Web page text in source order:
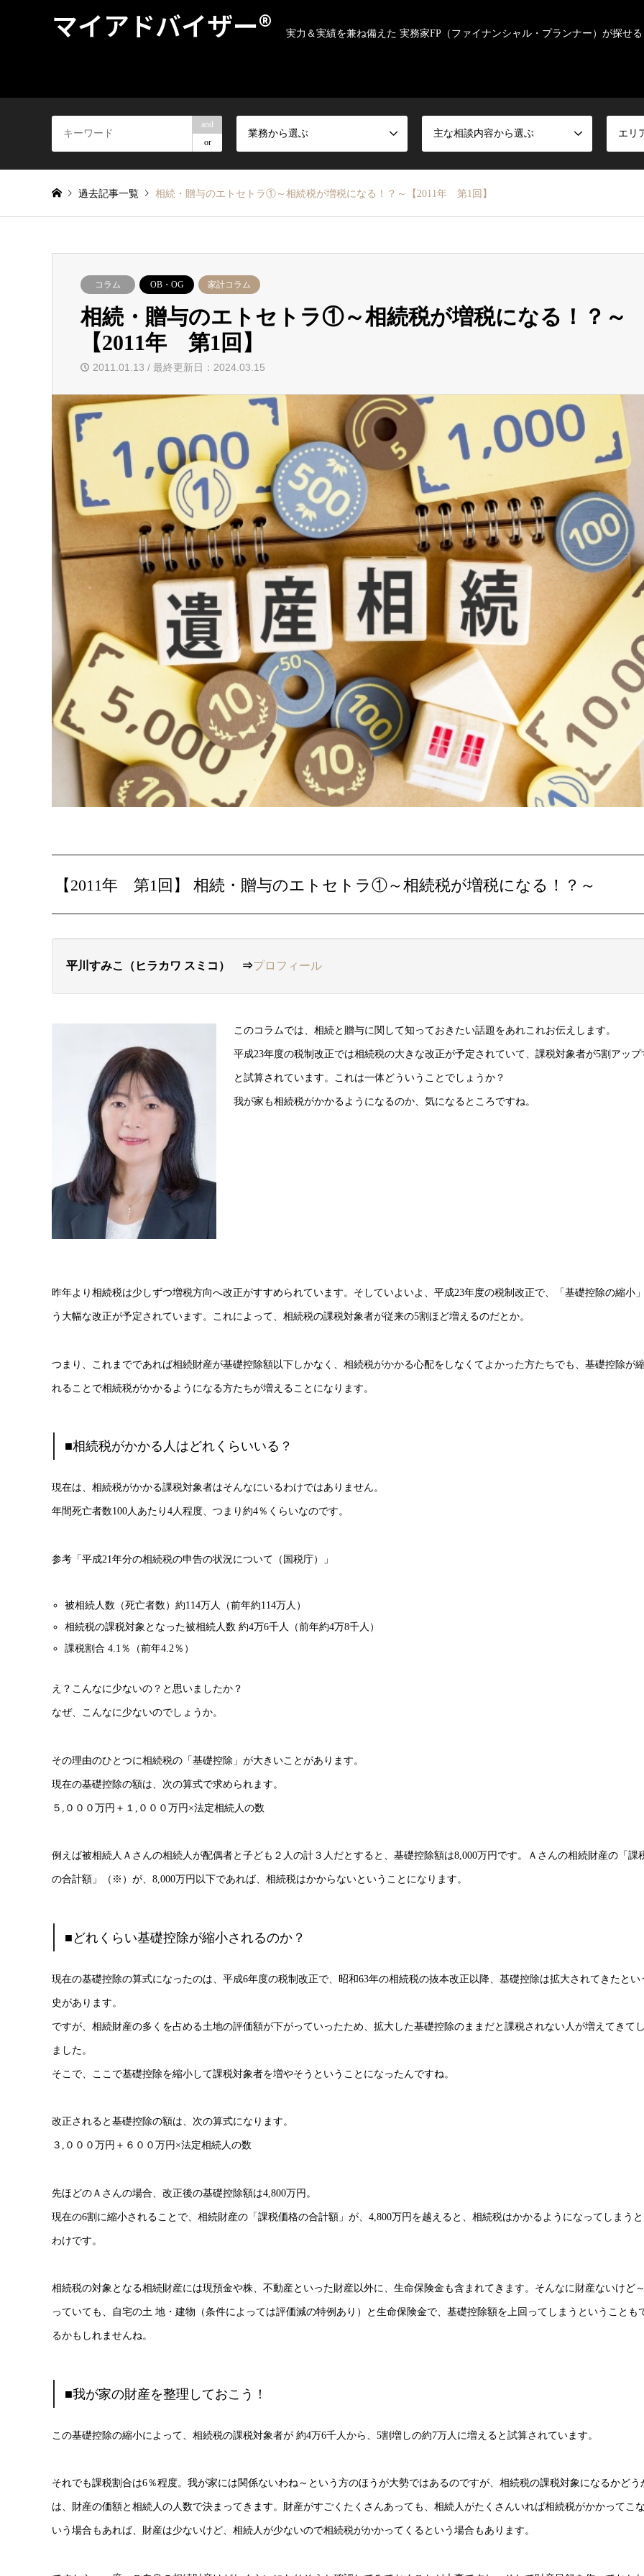
マイアドバイザー® 実力＆実績を兼ね備えた 実務家FP（ファイナンシャル・プランナー）が探せ
and
or
業務から選ぶ 主な相談内容から選ぶ エリ
過去記事一覧 相続・贈与のエトセトラ①～相続税が増税になる！？～【2011年 第1回】
コラム OB・OG 家計コラム
相続・贈与のエトセトラ①～相続税が増税になる！？～
【2011年 第1回】
2011.01.13 / 最終更新日：2024.03.15
【2011年 第1回】相続・贈与のエトセトラ①～相続税が増税になる！？～
平川すみこ（ヒラカワ スミコ） ⇒プロフィール
このコラムでは、相続と贈与に関して知っておきたい話題をあれこれお伝えします。
平成23年度の税制改正では相続税の大きな改正が予定されていて、課税対象者が5割アップ
と試算されています。これは一体どういうことでしょうか？
我が家も相続税がかかるようになるのか、気になるところですね。
昨年より相続税は少しずつ増税方向へ改正がすすめられています。そしていよいよ、平成23年度の税制改正で、「基礎控除の縮小
う大幅な改正が予定されています。これによって、相続税の課税対象者が従来の5割ほど増えるのだとか。
つまり、これまでであれば相続財産が基礎控除額以下しかなく、相続税がかかる心配をしなくてよかった方たちでも、基礎控除が
れることで相続税がかかるようになる方たちが増えることになります。
■相続税がかかる人はどれくらいいる？
現在は、相続税がかかる課税対象者はそんなにいるわけではありません。
年間死亡者数100人あたり4人程度、つまり約4％くらいなのです。
参考「平成21年分の相続税の申告の状況について（国税庁）」
被相続人数（死亡者数）約114万人（前年約114万人）
相続税の課税対象となった被相続人数 約4万6千人（前年約4万8千人）
課税割合 4.1％（前年4.2％）
え？こんなに少ないの？と思いましたか？
なぜ、こんなに少ないのでしょうか。
その理由のひとつに相続税の「基礎控除」が大きいことがあります。
現在の基礎控除の額は、次の算式で求められます。
５,０００万円＋１,０００万円×法定相続人の数
例えば被相続人Ａさんの相続人が配偶者と子ども２人の計３人だとすると、基礎控除額は8,000万円です。Ａさんの相続財産の「課
の合計額」（※）が、8,000万円以下であれば、相続税はかからないということになります。
■どれくらい基礎控除が縮小されるのか？
現在の基礎控除の算式になったのは、平成6年度の税制改正で、昭和63年の相続税の抜本改正以降、基礎控除は拡大されてきたとい
史があります。
ですが、相続財産の多くを占める土地の評価額が下がっていったため、拡大した基礎控除のままだと課税されない人が増えてきて
ました。
そこで、ここで基礎控除を縮小して課税対象者を増やそうということになったんですね。
改正されると基礎控除の額は、次の算式になります。
３,０００万円＋６００万円×法定相続人の数
先ほどのＡさんの場合、改正後の基礎控除額は4,800万円。
現在の6割に縮小されることで、相続財産の「課税価格の合計額」が、4,800万円を越えると、相続税はかかるようになってしまう
わけです。
相続税の対象となる相続財産には現預金や株、不動産といった財産以外に、生命保険金も含まれてきます。そんなに財産ないけど
っていても、自宅の土 地・建物（条件によっては評価減の特例あり）と生命保険金で、基礎控除額を上回ってしまうということも
るかもしれませんね。
■我が家の財産を整理しておこう！
この基礎控除の縮小によって、相続税の課税対象者が 約4万6千人から、5割増しの約7万人に増えると試算されています。
それでも課税割合は6％程度。我が家には関係ないわね～という方のほうが大勢ではあるのですが、相続税の課税対象になるかどう
は、財産の価額と相続人の人数で決まってきます。財産がすごくたくさんあっても、相続人がたくさんいれば相続税がかかってこ
いう場合もあれば、財産は少ないけど、相続人が少ないので相続税がかかってくるという場合もあります。